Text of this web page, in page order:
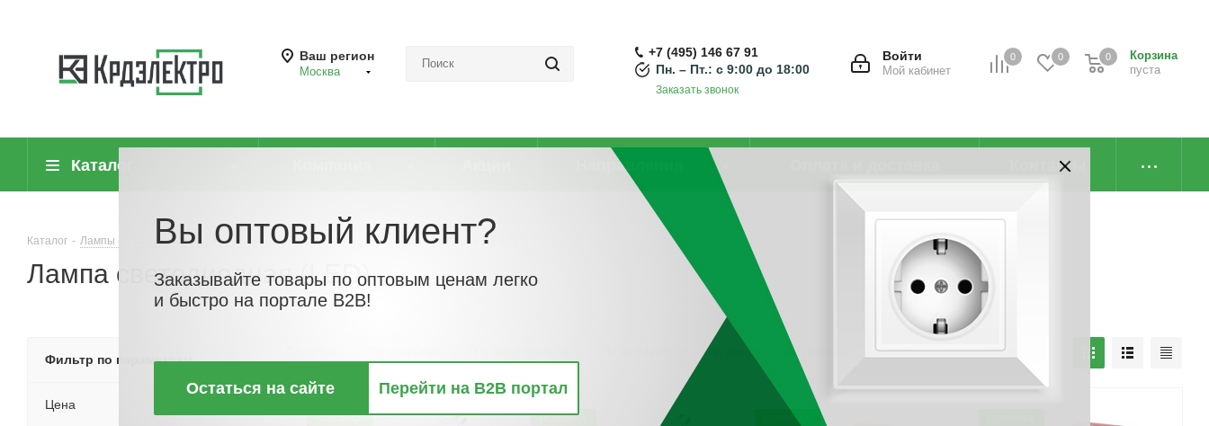
Ваш регион
Москва
0 0
Корзина
пуста
0
Войти
Мой кабинет
+7 (495) 146 67 91
Пн. – Пт.: с 9:00 до 18:00
Заказать звонок
Каталог Направления Контакты
Каталог - Лампы (источники света) - Лампы светодиодные Лампа светодиодная (LED)
Лампа светодиодная (LED)
По цене По наличию
НОВИНКА НОВИНКА НОВИНКА
Фильтр по параметрам
Цена
Вы оптовый клиент?
Заказывайте товары по оптовым ценам легко
и быстро на портале B2B!
Остаться на сайте Перейти на B2B портал